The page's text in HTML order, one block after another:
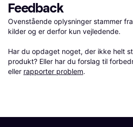
Feedback
Ovenstående oplysninger stammer
kilder og er derfor kun vejledende.
Har du opdaget noget, der ikke helt
produkt? Eller har du forslag til
eller rapporter problem.